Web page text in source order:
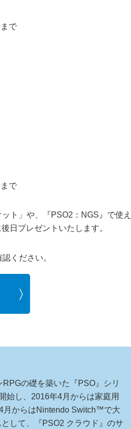
で
で
ト」や、『PSO2：NGS』で使え
日プレゼントいたします。
ください。
の礎を築いた『PSO』シリ
始し、2016年4月からは家庭用
月からはNintendo Switch™で大
して、『PSO2 クラウド』のサ